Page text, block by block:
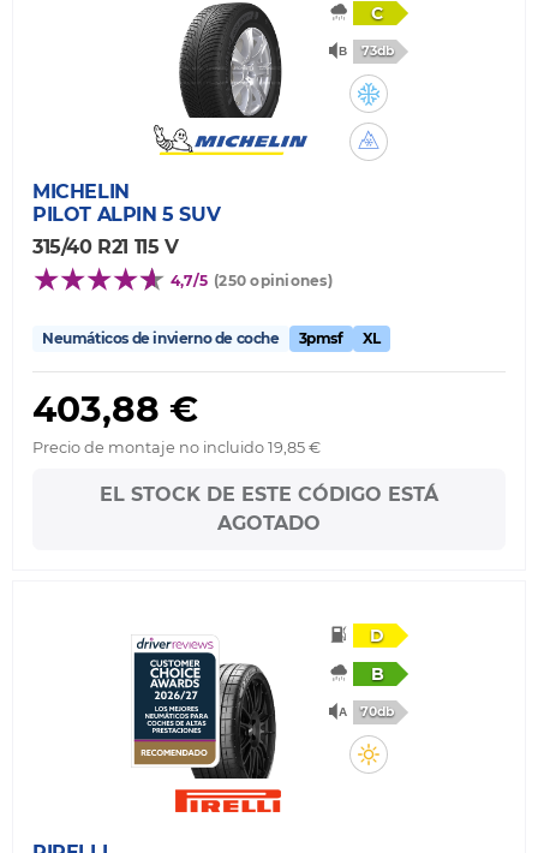
C
73db
MICHELIN
PILOT ALPIN 5 SUV
315/40 R21 115 V
4,7/5 (250 opiniones)
Neumáticos de invierno de coche 3pmsf XL
403,88 €
Precio de montaje no incluido 19,85 €
EL STOCK DE ESTE CÓDIGO ESTÁ
AGOTADO
D
B
70db